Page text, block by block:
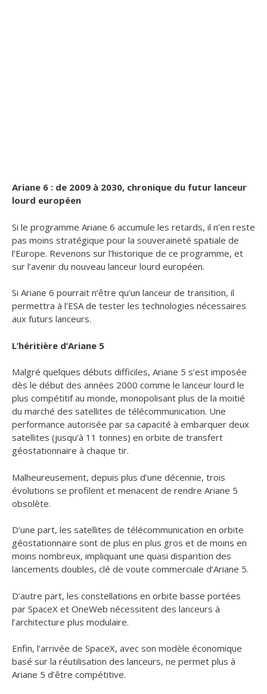
Ariane 6 : de 2009 à 2030, chronique du futur lanceur
lourd européen
Si le programme Ariane 6 accumule les retards, il n’en reste
pas moins stratégique pour la souveraineté spatiale de
l’Europe. Revenons sur l’historique de ce programme, et
sur l’avenir du nouveau lanceur lourd européen.
Si Ariane 6 pourrait n’être qu’un lanceur de transition, il
permettra à l’ESA de tester les technologies nécessaires
aux futurs lanceurs.
L’héritière d’Ariane 5
Malgré quelques débuts difficiles, Ariane 5 s’est imposée
dès le début des années 2000 comme le lanceur lourd le
plus compétitif au monde, monopolisant plus de la moitié
du marché des satellites de télécommunication. Une
performance autorisée par sa capacité à embarquer deux
satellites (jusqu’à 11 tonnes) en orbite de transfert
géostationnaire à chaque tir.
Malheureusement, depuis plus d’une décennie, trois
évolutions se profilent et menacent de rendre Ariane 5
obsolète.
D’une part, les satellites de télécommunication en orbite
géostationnaire sont de plus en plus gros et de moins en
moins nombreux, impliquant une quasi disparition des
lancements doubles, clé de voute commerciale d’Ariane 5.
D’autre part, les constellations en orbite basse portées
par SpaceX et OneWeb nécessitent des lanceurs à
l’architecture plus modulaire.
Enfin, l’arrivée de SpaceX, avec son modèle économique
basé sur la réutilisation des lanceurs, ne permet plus à
Ariane 5 d’être compétitive.